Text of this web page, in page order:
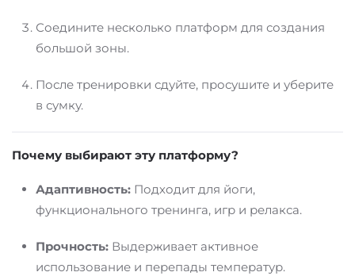
Соедините несколько платформ для создания
большой зоны.
После тренировки сдуйте, просушите и уберите
в сумку.
Почему выбирают эту платформу?
Адаптивность: Подходит для йоги,
функционального тренинга, игр и релакса.
Прочность: Выдерживает активное
использование и перепады температур.